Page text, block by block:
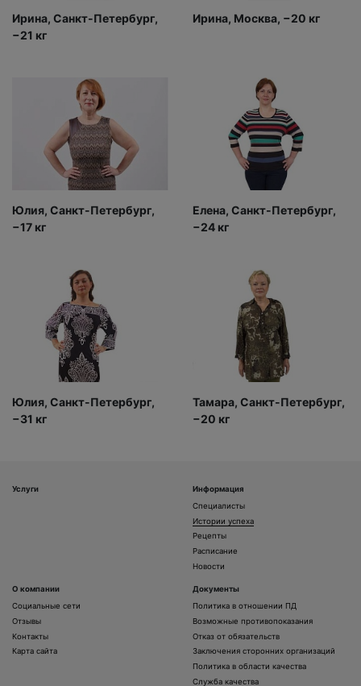
Ирина, Санкт-Петербург,
−21 кг
Ирина, Москва, −20 кг
Юлия, Санкт-Петербург,
−17 кг
Елена, Санкт-Петербург,
−24 кг
Юлия, Санкт-Петербург,
−31 кг
Тамара, Санкт-Петербург,
−20 кг
Услуги
Информация
Специалисты
Истории успеха
Рецепты
Расписание
Новости
О компании
Социальные сети
Отзывы
Контакты
Карта сайта
Документы
Политика в отношении ПД
Возможные противопоказания
Отказ от обязательств
Заключения сторонних организаций
Политика в области качества
Служба качества